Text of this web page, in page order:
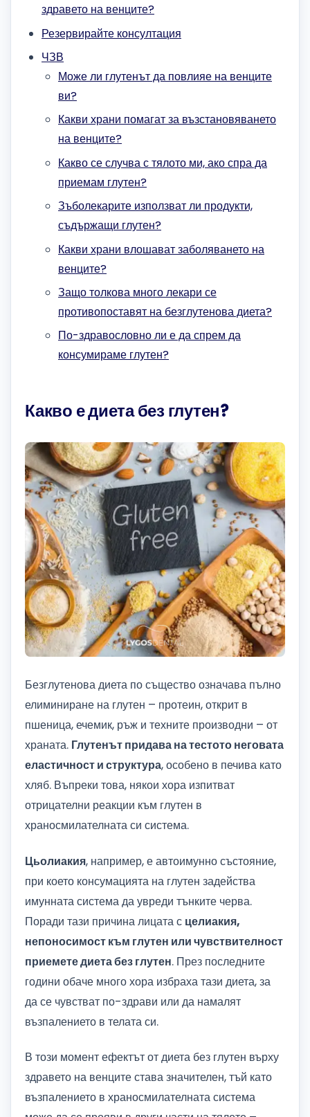
здравето на венците?
Резервирайте консултация
ЧЗВ
Може ли глутенът да повлияе на венците
ви?
Какви храни помагат за възстановяването
на венците?
Какво се случва с тялото ми, ако спра да
приемам глутен?
Зъболекарите използват ли продукти,
съдържащи глутен?
Какви храни влошават заболяването на
венците?
Защо толкова много лекари се
противопоставят на безглутенова диета?
По-здравословно ли е да спрем да
консумираме глутен?
Какво е диета без глутен?
Безглутенова диета по същество означава пълно
елиминиране на глутен – протеин, открит в
пшеница, ечемик, ръж и техните производни – от
храната. Глутенът придава на тестото неговата
еластичност и структура, особено в печива като
хляб. Въпреки това, някои хора изпитват
отрицателни реакции към глутен в
храносмилателната си система.
Цьолиакия, например, е автоимунно състояние,
при което консумацията на глутен задейства
имунната система да увреди тънките черва.
Поради тази причина лицата с целиакия,
непоносимост към глутен или чувствителност
приемете диета без глутен. През последните
години обаче много хора избраха тази диета, за
да се чувстват по-здрави или да намалят
възпалението в телата си.
В този момент ефектът от диета без глутен върху
здравето на венците става значителен, тъй като
възпалението в храносмилателната система